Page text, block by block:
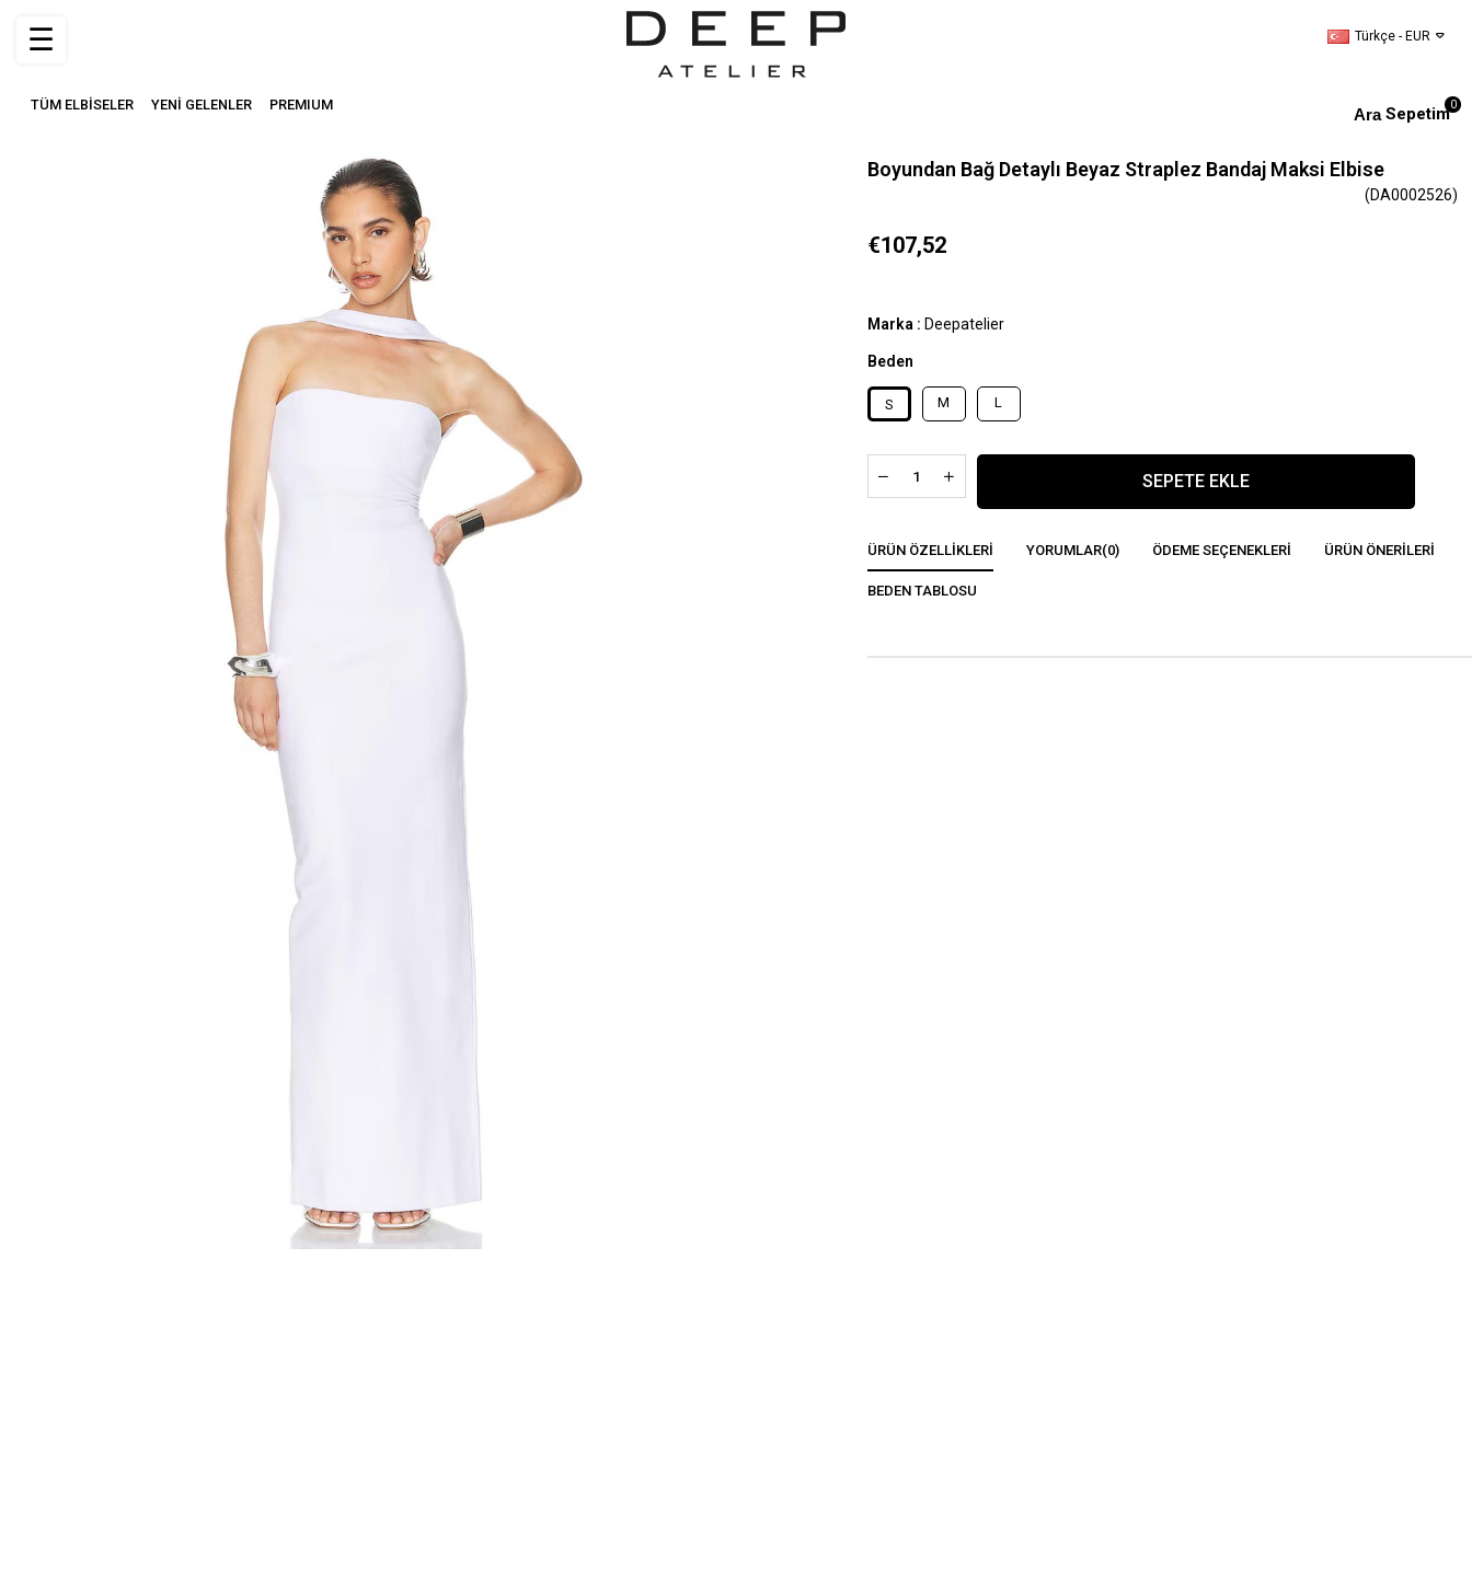
Türkçe - EUR
Sepetim0
TÜM ELBİSELER YENİ GELENLER PREMIUM
☰
Boyundan Bağ Detaylı Beyaz Straplez Bandaj Maksi Elbise
(DA0002526)
€107,52
Marka : Deepatelier
Beden
S M L
ÜRÜN ÖZELLIKLERI YORUMLAR(0) ÖDEME SEÇENEKLERI ÜRÜN ÖNERILERI
BEDEN TABLOSU